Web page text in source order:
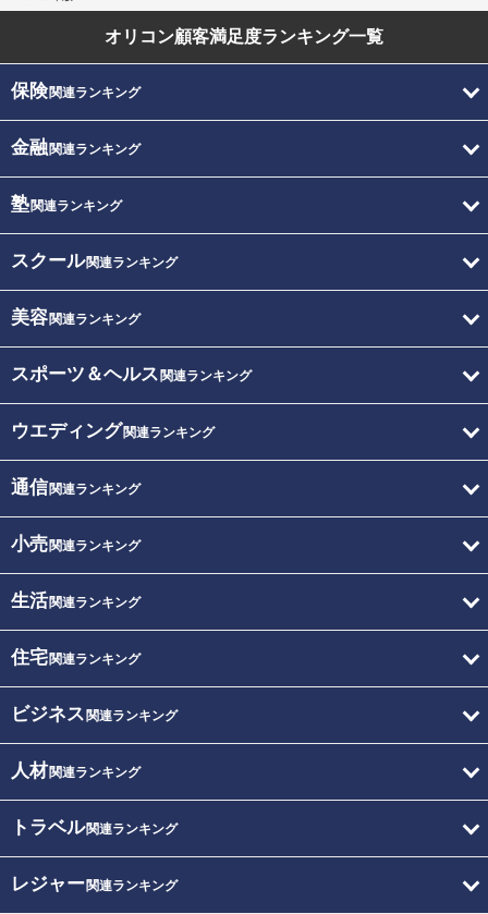
オリコン顧客満足度ランキング一覧
保険関連ランキング
金融関連ランキング
塾関連ランキング
スクール関連ランキング
美容関連ランキング
スポーツ＆ヘルス 関連ランキング
ウエディング関連ランキング
通信関連ランキング
小売関連ランキング
生活関連ランキング
住宅関連ランキング
ビジネス 関連ランキング
人材関連ランキング
トラベル関連ランキング
レジャー関連ランキング